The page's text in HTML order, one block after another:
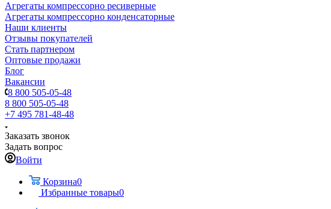
Агрегаты компрессорно ресиверные
Агрегаты компрессорно конденсаторные
Наши клиенты
Отзывы покупателей
Стать партнером
Оптовые продажи
Блог
Вакансии
8 800 505-05-48
8 800 505-05-48
+7 495 781-48-48
Заказать звонок
Задать вопрос
Войти
Корзина0
Избранные товары0